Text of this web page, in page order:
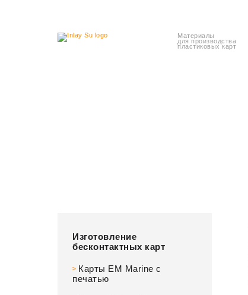
Материалы
для производства
пластиковых карт
Изготовление
бесконтактных карт
> Карты EM Marine с
печатью